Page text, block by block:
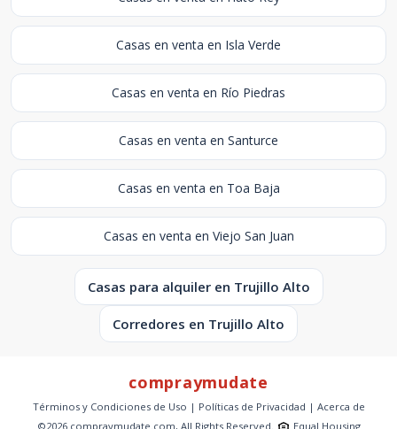
Casas en venta en Isla Verde
Casas en venta en Río Piedras
Casas en venta en Santurce
Casas en venta en Toa Baja
Casas en venta en Viejo San Juan
Casas para alquiler en Trujillo Alto
Corredores en Trujillo Alto
compraymudate
Términos y Condiciones de Uso | Políticas de Privacidad | Acerca de
©2026 compraymudate.com, All Rights Reserved.
Equal Housing